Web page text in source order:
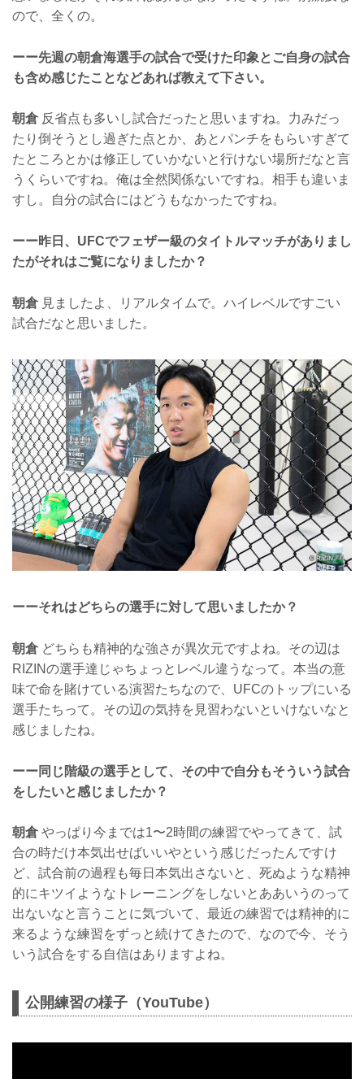
ので、全くの。
ーー先週の朝倉海選手の試合で受けた印象とご自身の試合
も含め感じたことなどあれば教えて下さい。
朝倉反省点も多いし試合だったと思いますね。力みだっ
たり倒そうとし過ぎた点とか、あとパンチをもらいすぎて
たところとかは修正していかないと行けない場所だなと言
うくらいですね。俺は全然関係ないですね。相手も違いま
すし。自分の試合にはどうもなかったですね。
ーー昨日、UFCでフェザー級のタイトルマッチがありまし
たがそれはご覧になりましたか？
朝倉見ましたよ、リアルタイムで。ハイレベルですごい
試合だなと思いました。
ーーそれはどちらの選手に対して思いましたか？
朝倉どちらも精神的な強さが異次元ですよね。その辺は
RIZINの選手達じゃちょっとレベル違うなって。本当の意
味で命を賭けている演習たちなので、UFCのトップにいる
選手たちって。その辺の気持を見習わないといけないなと
感じましたね。
ーー同じ階級の選手として、その中で自分もそういう試合
をしたいと感じましたか？
朝倉やっぱり今までは1〜2時間の練習でやってきて、試
合の時だけ本気出せばいいやという感じだったんですけ
ど、試合前の過程も毎日本気出さないと、死ぬような精神
的にキツイようなトレーニングをしないとああいうのって
出ないなと言うことに気づいて、最近の練習では精神的に
来るような練習をずっと続けてきたので、なので今、そう
いう試合をする自信はありますよね。
公開練習の様子（YouTube）